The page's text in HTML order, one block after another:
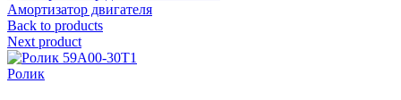
Амортизатор двигателя
Back to products
Next product
Ролик